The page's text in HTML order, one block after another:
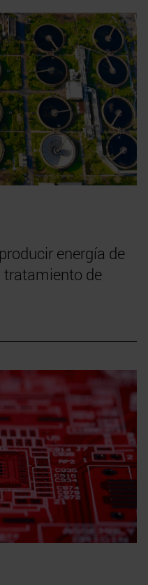
energía de
tratamiento de